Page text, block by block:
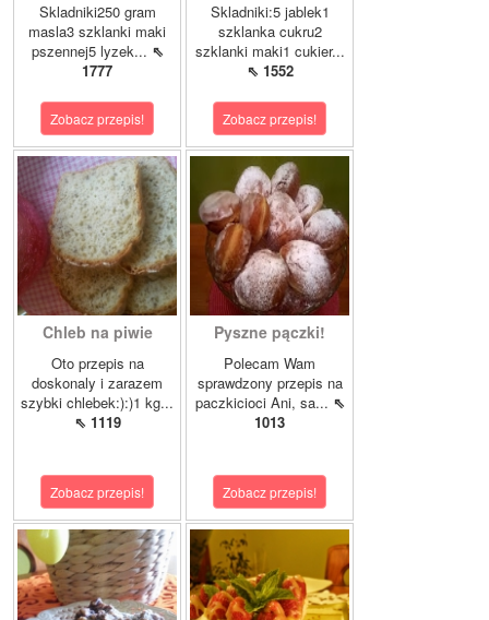
Skladniki250 gram
masla3 szklanki maki
pszennej5 lyzek... ⇖
1777
Zobacz przepis!
Skladniki:5 jablek1
szklanka cukru2
szklanki maki1 cukier...
⇖ 1552
Zobacz przepis!
Chleb na piwie
Oto przepis na
doskonaly i zarazem
szybki chlebek:):)1 kg...
⇖ 1119
Zobacz przepis!
Pyszne pączki!
Polecam Wam
sprawdzony przepis na
paczkicioci Ani, sa... ⇖
1013
Zobacz przepis!